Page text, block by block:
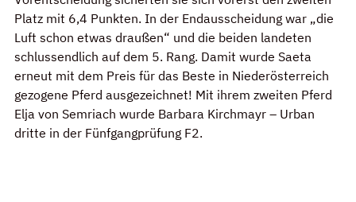
Platz mit 6,4 Punkten. In der Endausscheidung war „die
Luft schon etwas draußen“ und die beiden landeten
schlussendlich auf dem 5. Rang. Damit wurde Saeta
erneut mit dem Preis für das Beste in Niederösterreich
gezogene Pferd ausgezeichnet! Mit ihrem zweiten Pferd
Elja von Semriach wurde Barbara Kirchmayr – Urban
dritte in der Fünfgangprüfung F2.